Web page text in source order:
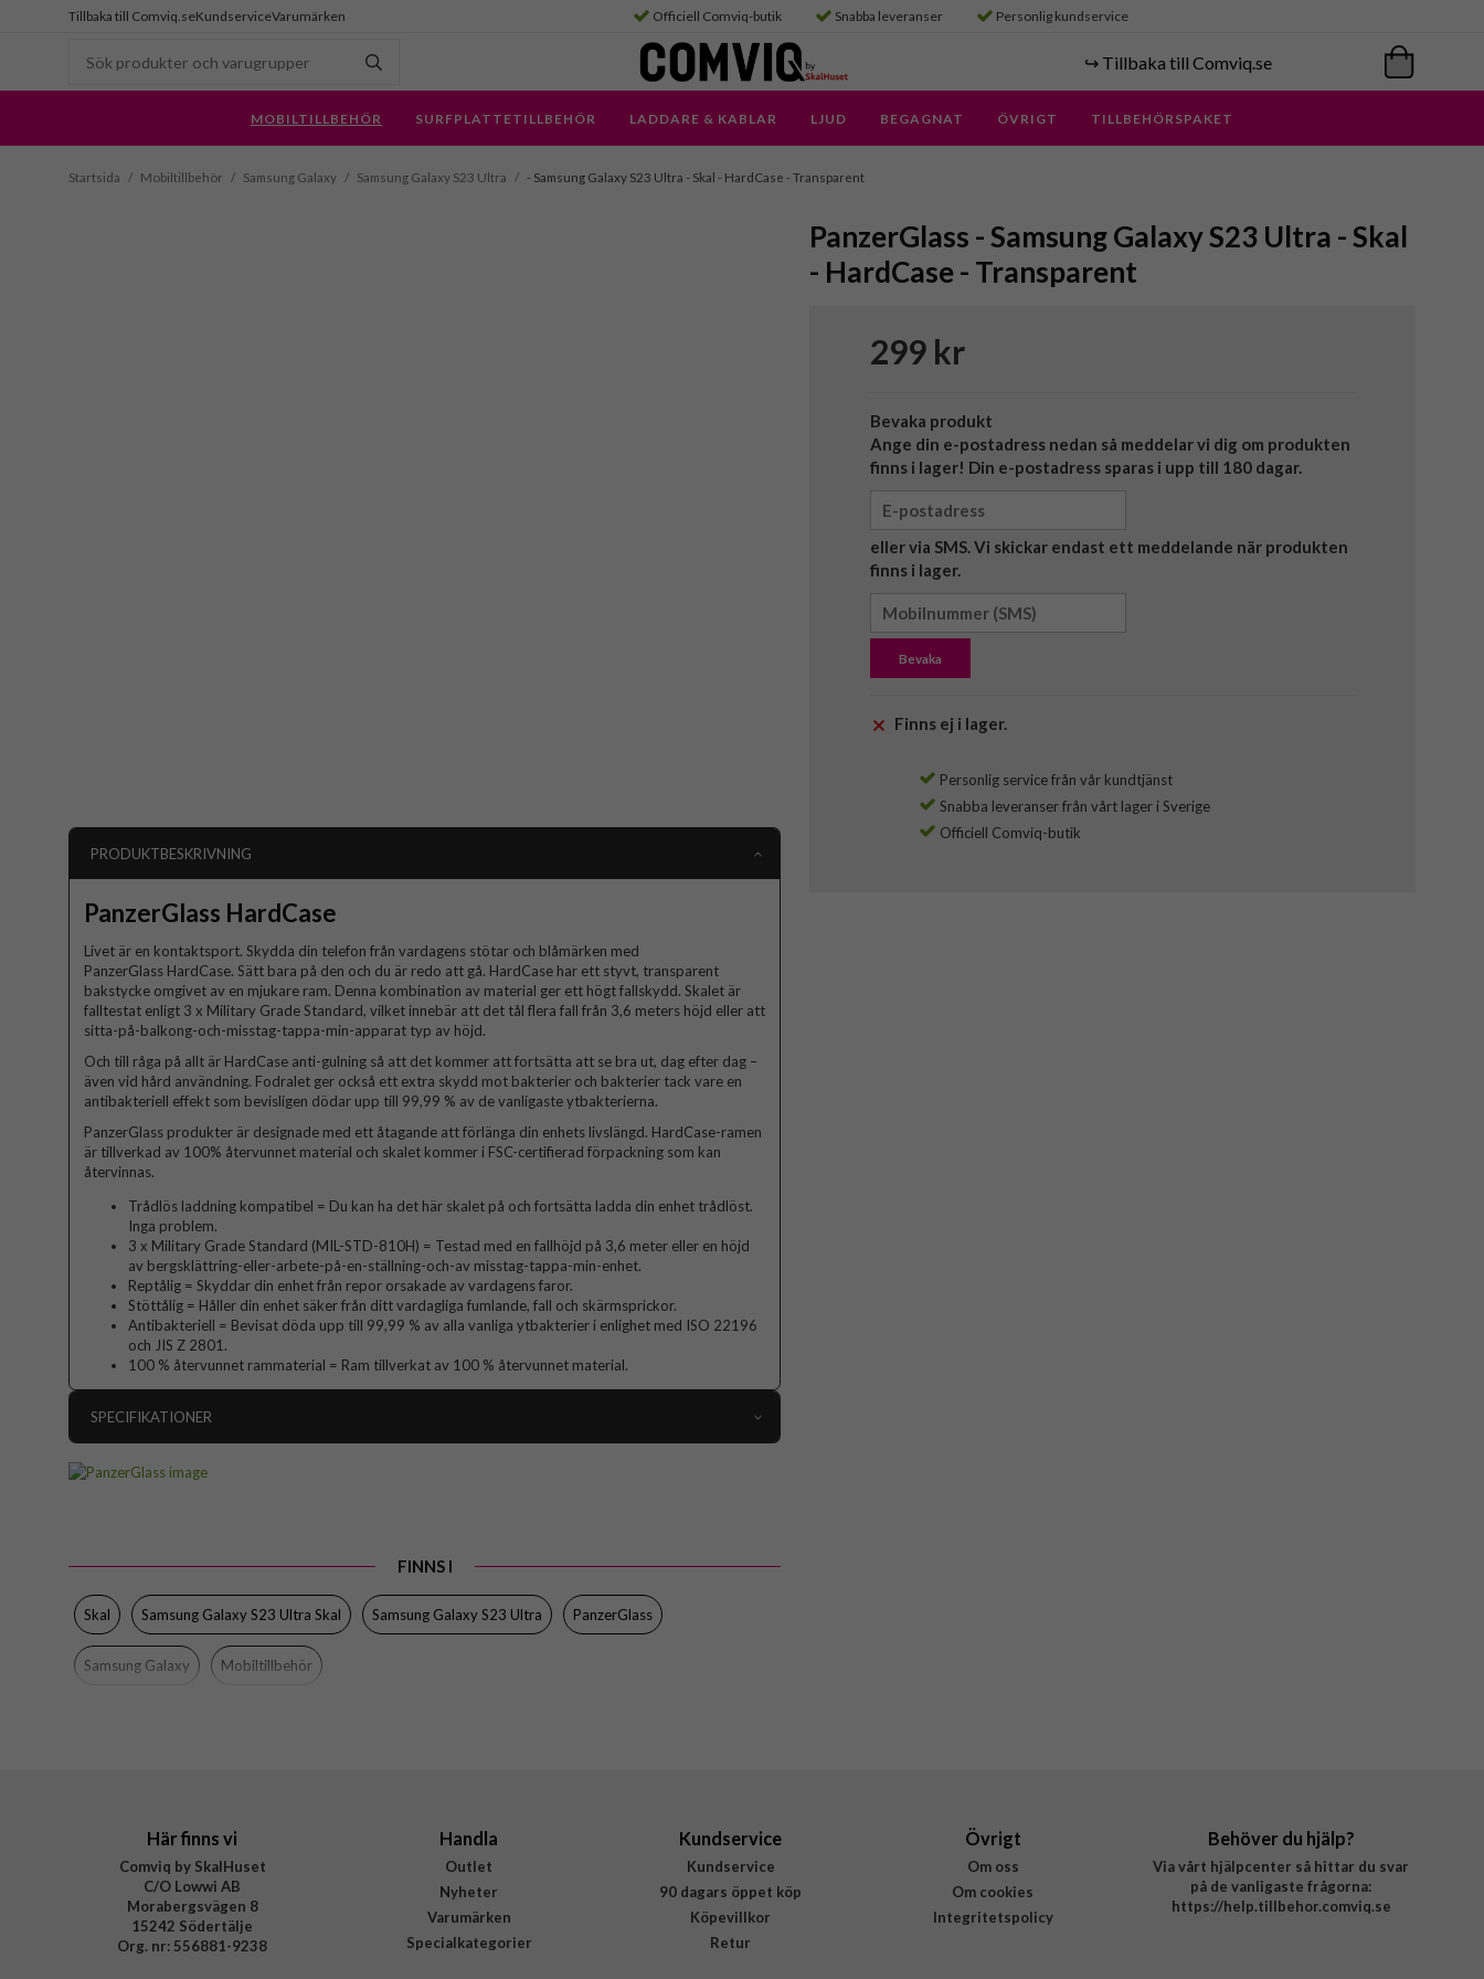
Tillbaka till Comviq.seKundserviceVarumärken Officiell Comviq-butik Snabba leveranser Personlig kundservice
↪️ Tillbaka till Comviq.se
MOBILTILLBEHÖR SURFPLATTETILLBEHÖR LADDARE & KABLAR LJUD BEGAGNAT ÖVRIGT TILLBEHÖRSPAKET
Startsida / Mobiltillbehör / Samsung Galaxy / Samsung Galaxy S23 Ultra / - Samsung Galaxy S23 Ultra - Skal - HardCase - Transparent
PanzerGlass - Samsung Galaxy S23 Ultra - Skal
- HardCase - Transparent
299 kr
Bevaka produkt
Ange din e-postadress nedan så meddelar vi dig om produkten
finns i lager! Din e-postadress sparas i upp till 180 dagar.
eller via SMS. Vi skickar endast ett meddelande när produkten
finns i lager.
Bevaka
Finns ej i lager.
Personlig service från vår kundtjänst
Snabba leveranser från vårt lager i Sverige
Officiell Comviq-butik
PRODUKTBESKRIVNING
PanzerGlass HardCase
Livet är en kontaktsport. Skydda din telefon från vardagens stötar och blåmärken med
PanzerGlass HardCase. Sätt bara på den och du är redo att gå. HardCase har ett styvt, transparent
bakstycke omgivet av en mjukare ram. Denna kombination av material ger ett högt fallskydd. Skalet är
falltestat enligt 3 x Military Grade Standard, vilket innebär att det tål flera fall från 3,6 meters höjd eller att
sitta-på-balkong-och-misstag-tappa-min-apparat typ av höjd.
Och till råga på allt är HardCase anti-gulning så att det kommer att fortsätta att se bra ut, dag efter dag –
även vid hård användning. Fodralet ger också ett extra skydd mot bakterier och bakterier tack vare en
antibakteriell effekt som bevisligen dödar upp till 99,99 % av de vanligaste ytbakterierna.
PanzerGlass produkter är designade med ett åtagande att förlänga din enhets livslängd. HardCase-ramen
är tillverkad av 100% återvunnet material och skalet kommer i FSC-certifierad förpackning som kan
återvinnas.
Trådlös laddning kompatibel = Du kan ha det här skalet på och fortsätta ladda din enhet trådlöst.
Inga problem.
3 x Military Grade Standard (MIL-STD-810H) = Testad med en fallhöjd på 3,6 meter eller en höjd
av bergsklättring-eller-arbete-på-en-ställning-och-av misstag-tappa-min-enhet.
Reptålig = Skyddar din enhet från repor orsakade av vardagens faror.
Stöttålig = Håller din enhet säker från ditt vardagliga fumlande, fall och skärmsprickor.
Antibakteriell = Bevisat döda upp till 99,99 % av alla vanliga ytbakterier i enlighet med ISO 22196
och JIS Z 2801.
100 % återvunnet rammaterial = Ram tillverkat av 100 % återvunnet material.
SPECIFIKATIONER
Egenskaper
Trådlös laddning-kompatibel
Färg
Material
Hårdplast (PC), Mjukplast (TPU)
Varumärke
FINNS I
Skal Samsung Galaxy S23 Ultra Skal Samsung Galaxy S23 Ultra PanzerGlass
Samsung Galaxy Mobiltillbehör
Här finns vi
Comviq by SkalHuset
C/O Lowwi AB
Morabergsvägen 8
15242 Södertälje
Org. nr: 556881-9238
Handla
Outlet
Nyheter
Varumärken
Specialkategorier
Kundservice
Kundservice
90 dagars öppet köp
Köpevillkor
Retur
Övrigt
Om oss
Om cookies
Integritetspolicy
Behöver du hjälp?
Via vårt hjälpcenter så hittar du svar
på de vanligaste frågorna:
https://help.tillbehor.comviq.se